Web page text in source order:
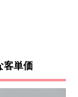
客単価